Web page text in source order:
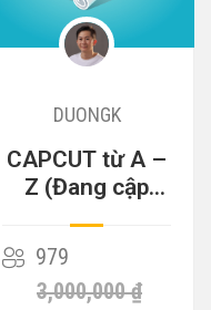
DUONGK
CAPCUT từ A –
Z (Đang cập
979
3,000,000 ₫